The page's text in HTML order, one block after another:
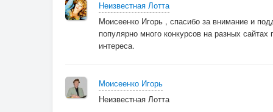
Неизвестная Лотта
Моисеенко Игорь , спасибо за внимание и
популярно много конкурсов на разных
интереса.
Моисеенко Игорь
Неизвестная Лотта